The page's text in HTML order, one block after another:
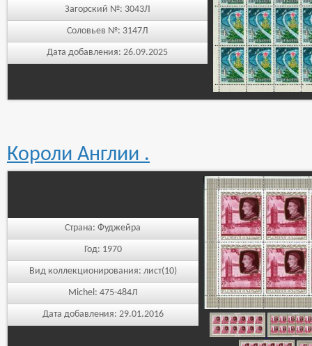
Загорский №: 3043Л
Соловьев №: 3147Л
Дата добавления:26.09.2025
Короли Англии .
Страна:Фуджейра
Год: 1970
Вид коллекционирования: лист(10)
Michel: 475-484Л
Дата добавления: 29.01.2016